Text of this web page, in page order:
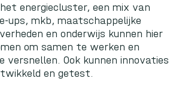
energiecluster, een mix van
ups, mkb, maatschappelijke
en onderwijs kunnen hier
om samen te werken en
versnellen. Ook kunnen innovaties
en getest.